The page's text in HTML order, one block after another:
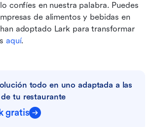
confíes en nuestra palabra. Puedes
de alimentos y bebidas en
adoptado Lark para transformar
aquí.
todo en uno adaptada a las
tu restaurante
gratis